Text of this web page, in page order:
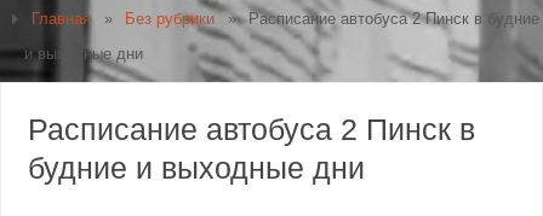
Главная » Без рубрики » Расписание автобуса 2 Пинск в будние
и выходные дни
Расписание автобуса 2 Пинск в
будние и выходные дни